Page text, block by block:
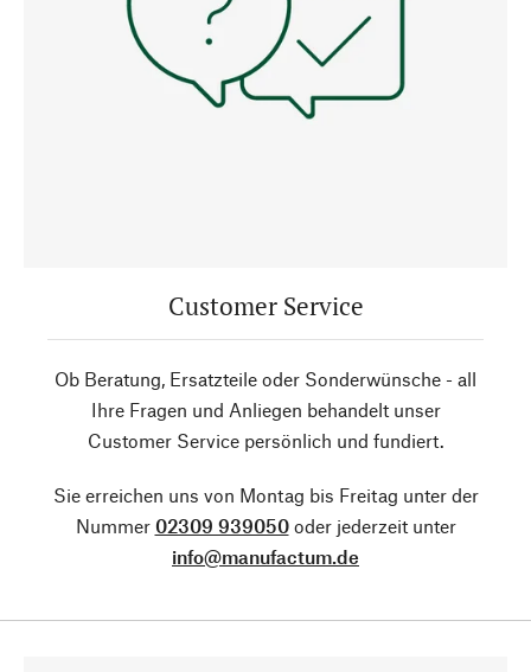
Customer Service
Ob Beratung, Ersatzteile oder Sonderwünsche - all
Ihre Fragen und Anliegen behandelt unser
Customer Service persönlich und fundiert.
Sie erreichen uns von Montag bis Freitag unter der
Nummer 02309 939050oder jederzeit unter
info@manufactum.de